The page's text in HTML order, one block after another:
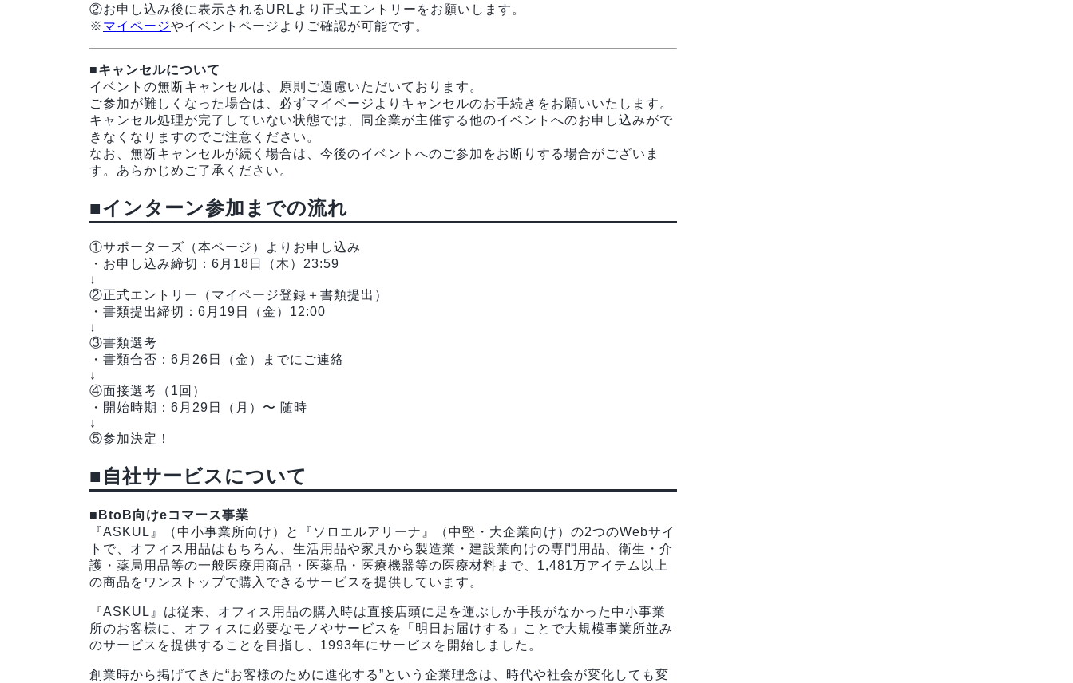
②お申し込み後に表示されるURLより正式エントリーをお願いします。
※ マイページやイベントページよりご確認が可能です。
■キャンセルについて
イベントの無断キャンセルは、原則ご遠慮いただいております。
ご参加が難しくなった場合は、必ずマイページよりキャンセルのお手続きをお願いいたします。
キャンセル処理が完了していない状態では、同企業が主催する他のイベントへのお申し込みがで
きなくなりますのでご注意ください。
なお、無断キャンセルが続く場合は、今後のイベントへのご参加をお断りする場合がございま
す。あらかじめご了承ください。
■インターン参加までの流れ
①サポーターズ（本ページ）よりお申し込み
・お申し込み締切：6月18日（木）23:59
↓
②正式エントリー（マイページ登録＋書類提出）
・書類提出締切：6月19日（金）12:00
↓
③書類選考
・書類合否：6月26日（金）までにご連絡
↓
④面接選考（1回）
・開始時期：6月29日（月）〜 随時
↓
⑤参加決定！
■自社サービスについて
■BtoB向けeコマース事業
『ASKUL』（中小事業所向け）と『ソロエルアリーナ』（中堅・大企業向け）の2つのWebサイ
トで、オフィス用品はもちろん、生活用品や家具から製造業・建設業向けの専門用品、衛生・介
護・薬局用品等の一般医療用商品・医薬品・医療機器等の医療材料まで、1,481万アイテム以上
の商品をワンストップで購入できるサービスを提供しています。
『ASKUL』は従来、オフィス用品の購入時は直接店頭に足を運ぶしか手段がなかった中小事業
所のお客様に、オフィスに必要なモノやサービスを「明日お届けする」ことで大規模事業所並み
のサービスを提供することを目指し、1993年にサービスを開始しました。
創業時から掲げてきた“お客様のために進化する”という企業理念は、時代や社会が変化しても変